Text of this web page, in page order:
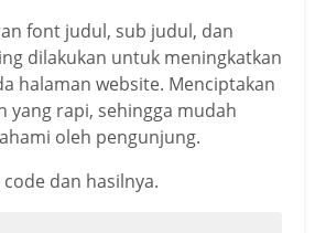
font judul, sub judul, dan
dilakukan untuk meningkatkan
halaman website. Menciptakan
yang rapi, sehingga mudah
oleh pengunjung.
dan hasilnya.